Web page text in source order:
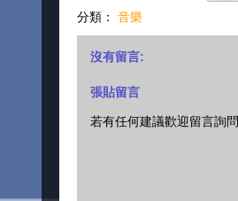
分類： 音樂
沒有留言:
張貼留言
若有任何建議歡迎留言詢問